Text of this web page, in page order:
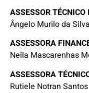
ASSESSOR TÉCNICO
Ângelo Murilo da
ASSESSORA
Neila Mascarenhas
ASSESSORA
Rutiele Notran Santos